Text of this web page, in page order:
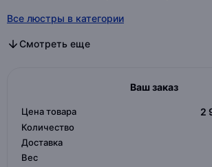
Все люстры в категории
Все дизайнерские люстры в категории
Все подвесные люстры в категории
Смотреть еще
Ваш заказ
Цена товара 2
Количество
Доставка
Вес